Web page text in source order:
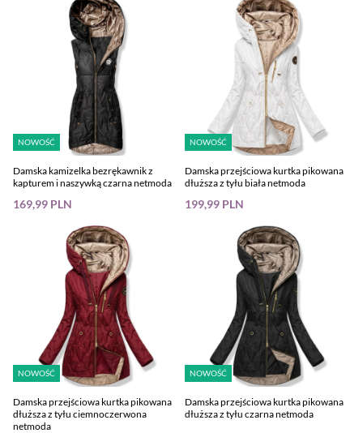
NOWOŚĆ
Damska kamizelka bezrękawnik z
kapturem i naszywką czarna netmoda
169,99 PLN
NOWOŚĆ
Damska przejściowa kurtka pikowana
dłuższa z tyłu biała netmoda
199,99 PLN
NOWOŚĆ
Damska przejściowa kurtka pikowana
dłuższa z tyłu ciemnoczerwona
netmoda
NOWOŚĆ
Damska przejściowa kurtka pikowana
dłuższa z tyłu czarna netmoda